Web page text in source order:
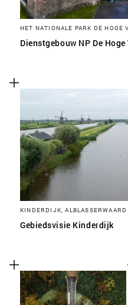
HET NATIONALE PARK DE HOGE
Dienstgebouw NP De Hoge
KINDERDIJK, ALBLASSERWAARD
Gebiedsvisie Kinderdijk